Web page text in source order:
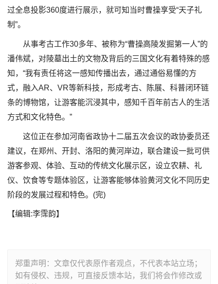
过全息投影360度进行展示，就可知当时曹操享受“天子礼
制”。
从事考古工作30多年、被称为“曹操高陵发掘第一人”的
潘伟斌，对陵墓出土的文物及背后的三国文化有着特殊的感
知，“我有责任将这一感知传播出去，通过通俗易懂的方
式，融入AR、VR等新科技，形成考古、陈展、科普闭环链
条的博物馆，让游客能沉浸其中，感知千百年前古人的生活
方式和文化特色。”
这位正在参加河南省政协十二届五次会议的政协委员还
建议，在郑州、开封、洛阳的黄河岸边，联合建设一批可供
游客参观、体验、互动的传统文化展示区，设立农耕、礼
仪、饮食等专题体验区，让游客能够体验黄河文化不同历史
阶段的发展过程和特色。(完)
【编辑:李霈韵】
郑重声明：文章仅代表原作者观点，不代表本站立场；
如有侵权、违规，可直接反馈本站，我们将会作修改或